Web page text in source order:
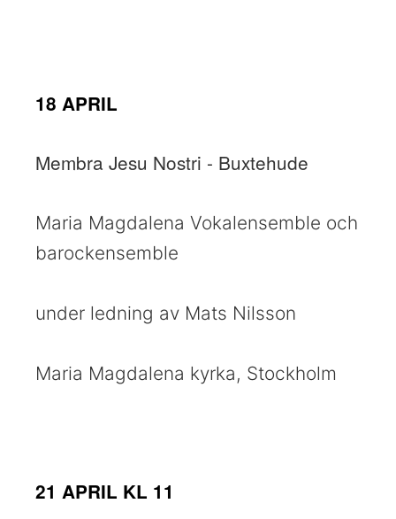
18 APRIL
Membra Jesu Nostri - Buxtehude
Maria Magdalena Vokalensemble och
barockensemble
under ledning av Mats Nilsson
Maria Magdalena kyrka, Stockholm
21 APRIL KL 11